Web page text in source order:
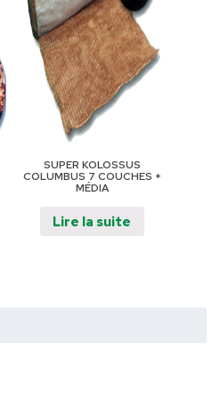
SUPER KOLOSSUS
COLUMBUS 7 COUCHES +
MÉDIA
Lire la suite